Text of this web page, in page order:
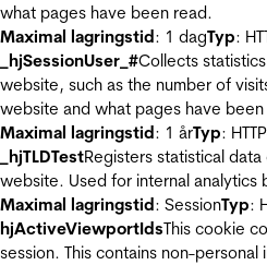
what pages have been read.
Maximal lagringstid: 1 dagTyp:
_hjSessionUser_#Collects
website, such as the number of
website and what pages have
Maximal lagringstid: 1 årTyp:
_hjTLDTestRegisters statistical
website. Used for internal
Maximal lagringstid: SessionTyp:
hjActiveViewportIdsThis cookie
session. This contains non-